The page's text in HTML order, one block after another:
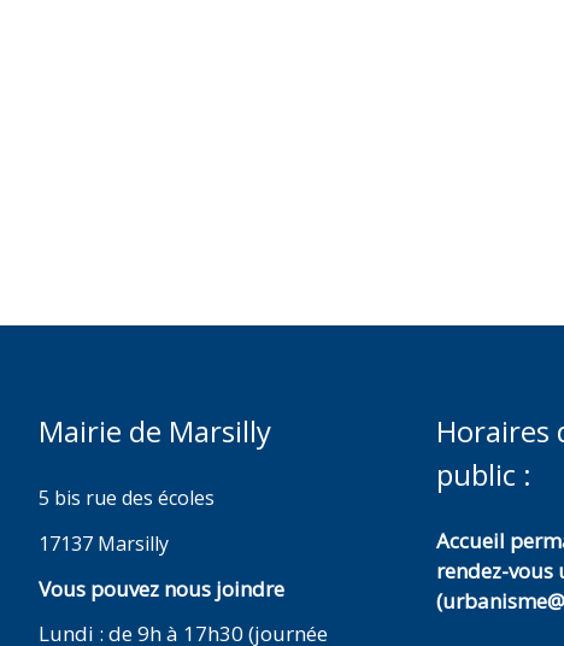
Mairie de Marsilly
5 bis rue des écoles
17137 Marsilly
Vous pouvez nous joindre
Lundi : de 9h à 17h30 (journée
Horaires
public :
Accueil
rendez-